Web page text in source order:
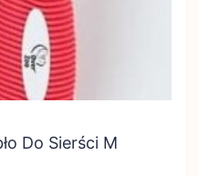
Do Sierści M